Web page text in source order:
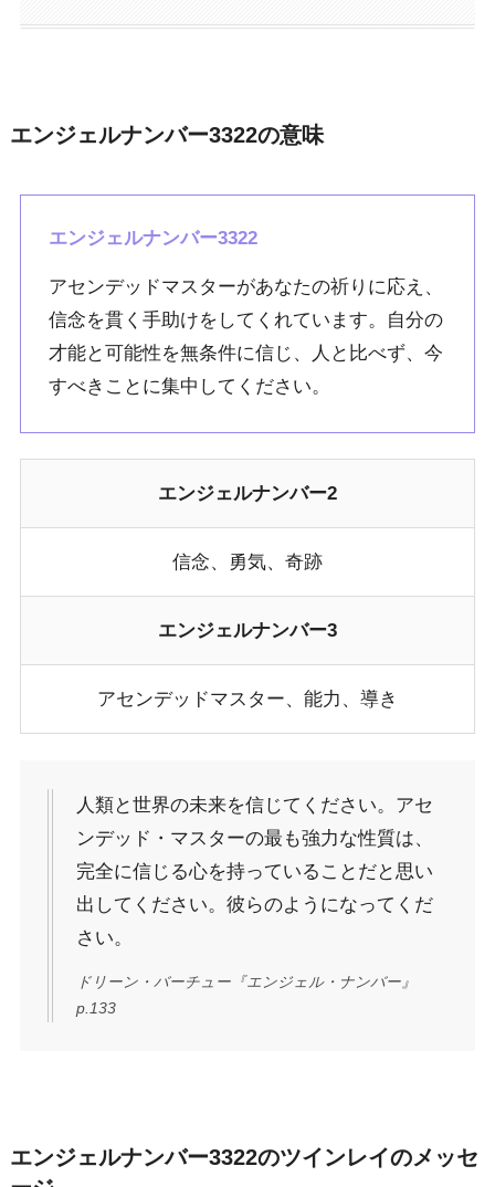
エンジェルナンバー3322の意味
エンジェルナンバー3322
アセンデッドマスターがあなたの祈りに応え、
信念を貫く手助けをしてくれています。自分の
才能と可能性を無条件に信じ、人と比べず、今
すべきことに集中してください。
エンジェルナンバー2
信念、勇気、奇跡
エンジェルナンバー3
アセンデッドマスター、能力、導き
人類と世界の未来を信じてください。アセ
ンデッド・マスターの最も強力な性質は、
完全に信じる心を持っていることだと思い
出してください。彼らのようになってくだ
さい。
ドリーン・バーチュー『エンジェル・ナンバー』
p.133
エンジェルナンバー3322のツインレイのメッセ